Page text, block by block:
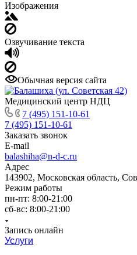
Изображения
Озвучивание текста
Обычная версия сайта
Медицинский центр НДЦ
7 (495) 151-10-61
7 (495) 151-10-61
Заказать звонок
E-mail
balashiha@n-d-c.ru
Адрес
143902, Московская область,
Режим работы
пн-пт: 8:00-21:00
сб-вс: 8:00-21:00
Запись онлайн
Услуги